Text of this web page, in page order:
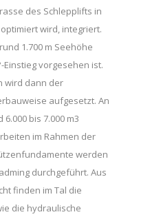
des Schlepplifts in
wird, integriert.
1.700 m Seehöhe
Einstieg vorgesehen ist.
wird dann der
aufgesetzt. An
bis 7.000 m3
im Rahmen der
werden
durchgeführt. Aus
finden im Tal die
die hydraulische